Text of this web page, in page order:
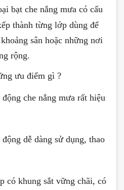
bạt che nắng mưa có cấu
thành từng lớp dùng để
sân hoặc những nơi
rộng.
ưu điểm gì ?
che nắng mưa rất hiệu
dễ dàng sử dụng, thao
có khung sắt vững chãi, có